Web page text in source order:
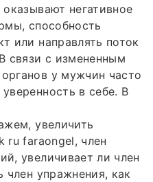
негативное
способность
или направлять поток
связи с измененным
у мужчин часто
в себе. В
увеличить
ru faraongel, член
увеличивает ли член
член упражнения, как